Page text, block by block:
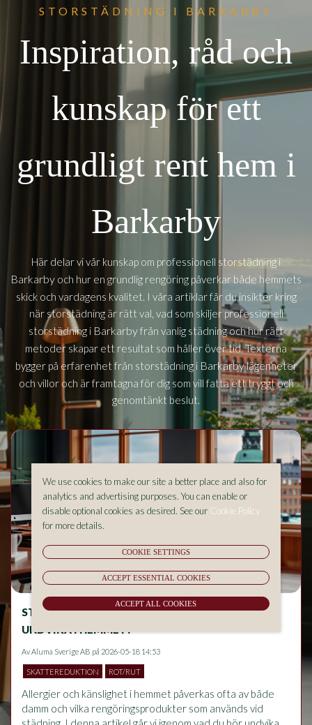
STORSTÄDNING I BARKARBY
Inspiration, råd och
kunskap för ett
grundligt rent hem i
Barkarby
Här delar vi vår kunskap om professionell storstädning i
Barkarby och hur en grundlig rengöring påverkar både hemmets
skick och vardagens kvalitet. I våra artiklar får du insikter kring
när storstädning är rätt val, vad som skiljer professionell
storstädning i Barkarbyfrån vanlig städning och hur rätt
metoder skapar ett resultat som håller över tid. Texterna
bygger på erfarenhet från storstädning i Barkarbylägenheter
och villor och är framtagna för dig som vill fatta ett tryggt och
genomtänkt beslut.
STÄDNING OCH ALLERGIER – VAD BÖR DU
UNDVIKA I HEMMET?
Av Aluma Sverige AB på 2026-05-18 14:53
SKATTEREDUKTION ROT/RUT
Allergier och känslighet i hemmet påverkas ofta av både
damm och vilka rengöringsprodukter som används vid
We use cookies to make our site a better place and also for
analytics and advertising purposes. You can enable or
disable optional cookies as desired. See our Cookie Policy
for more details.
COOKIE SETTINGS
ACCEPT ESSENTIAL COOKIES
ACCEPT ALL COOKIES